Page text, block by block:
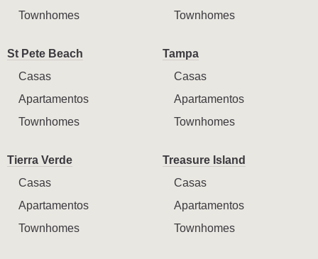
Townhomes
Townhomes
St Pete Beach
Casas
Apartamentos
Townhomes
Tampa
Casas
Apartamentos
Townhomes
Tierra Verde
Casas
Apartamentos
Townhomes
Treasure Island
Casas
Apartamentos
Townhomes